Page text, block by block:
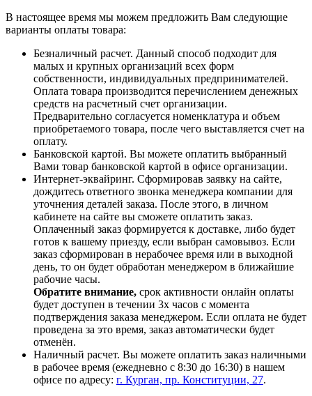
В настоящее время мы можем предложить Вам следующие
варианты оплаты товара:
Безналичный расчет. Данный способ подходит для
малых и крупных организаций всех форм
собственности, индивидуальных предпринимателей.
Оплата товара производится перечислением денежных
средств на расчетный счет организации.
Предварительно согласуется номенклатура и объем
приобретаемого товара, после чего выставляется счет на
оплату.
Банковской картой. Вы можете оплатить выбранный
Вами товар банковской картой в офисе организации.
Интернет-эквайринг. Сформировав заявку на сайте,
дождитесь ответного звонка менеджера компании для
уточнения деталей заказа. После этого, в личном
кабинете на сайте вы сможете оплатить заказ.
Оплаченный заказ формируется к доставке, либо будет
готов к вашему приезду, если выбран самовывоз. Если
заказ сформирован в нерабочее время или в выходной
день, то он будет обработан менеджером в ближайшие
рабочие часы.
Обратите внимание, срок активности онлайн оплаты
будет доступен в течении 3х часов с момента
подтверждения заказа менеджером. Если оплата не будет
проведена за это время, заказ автоматически будет
отменён.
Наличный расчет. Вы можете оплатить заказ наличными
в рабочее время (ежедневно с 8:30 до 16:30) в нашем
офисе по адресу: г. Курган, пр. Конституции, 27.